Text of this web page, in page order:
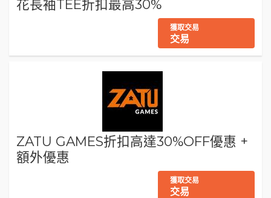
花長袖TEE折扣最高30%
獲取交易
交易
ZATU GAMES折扣高達30%OFF優惠 +
額外優惠
獲取交易
交易